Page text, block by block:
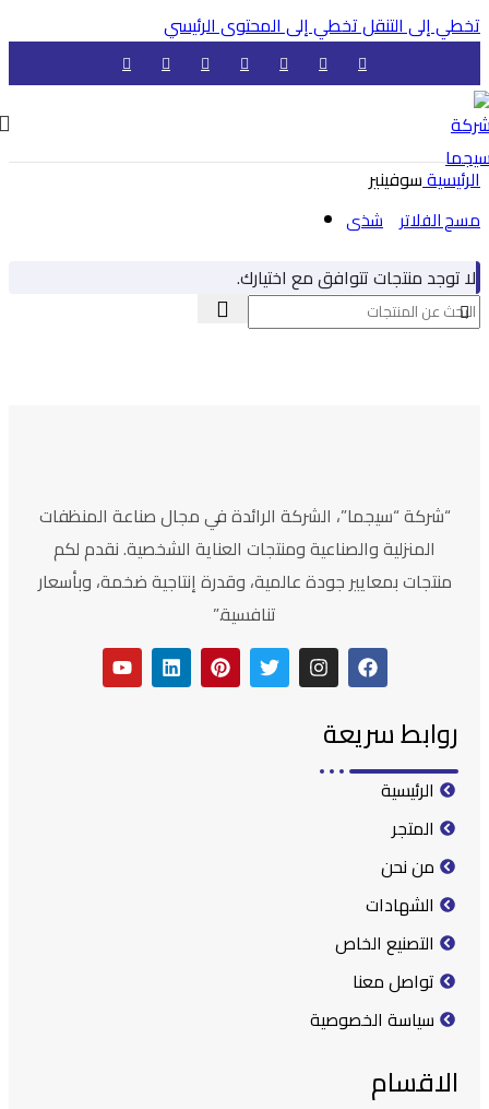
تخطي إلى التنقلتخطي إلى المحتوى الرئيسي
الرئيسيةسوفينير
مسح الفلاتر شذى
لا توجد منتجات تتوافق مع اختيارك.
“شركة “سيجما”، الشركة الرائدة في مجال صناعة المنظفات
المنزلية والصناعية ومنتجات العناية الشخصية. نقدم لكم
منتجات بمعايير جودة عالمية، وقدرة إنتاجية ضخمة، وبأسعار
تنافسية.”
روابط سريعة
الرئيسية
المتجر
من نحن
الشهادات
التصنيع الخاص
تواصل معنا
سياسة الخصوصية
الاقسام